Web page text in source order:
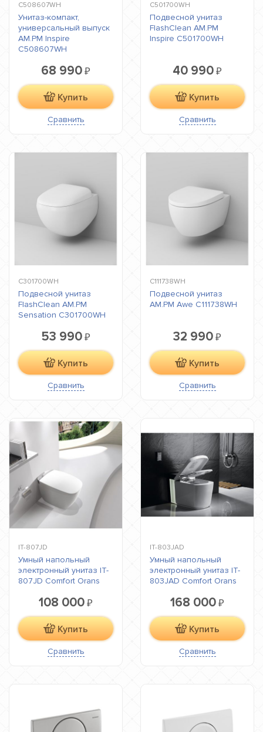
C508607WH
Унитаз-компакт,
универсальный выпуск
AM.PM Inspire
C508607WH
68 990 ₽
Купить
Сравнить
C501700WH
Подвесной унитаз
FlashClean AM.PM
Inspire C501700WH
40 990 ₽
Купить
Сравнить
C301700WH
Подвесной унитаз
FlashClean AM.PM
Sensation C301700WH
53 990₽
Купить
Сравнить
C111738WH
Подвесной унитаз
AM.PM Awe C111738WH
32 990 ₽
Купить
Сравнить
IT-807JD
Умный напольный
электронный унитаз IT-
807JD Comfort Orans
108 000 ₽
Купить
Сравнить
IT-803JAD
Умный напольный
электронный унитаз IT-
803JAD Comfort Orans
168 000 ₽
Купить
Сравнить